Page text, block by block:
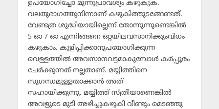
ഉപയോഗിച്ചോ മൂന്നുപ്രാവശ്യം കഴുകുക.
വലതുഭാഗത്തുനിന്നാണ് കഴുകിത്തുടങ്ങേണ്ടത്.
വേണ്ടത്ര ശുദ്ധിയായില്ലെന്ന് തോന്നുന്നുണ്ടെങ്കില്‍
5 ഓ 7 ഓ എന്നിങ്ങനെ ഒറ്റയിലവസാനിക്കുംവിധം
കഴുകാം. കുളിപ്പിക്കാനുപയോഗിക്കുന്ന
വെള്ളത്തില്‍ അവസാനവട്ടമാകുമ്പോള്‍ കര്‍പ്പൂരം
ചേര്‍ക്കുന്നത് നല്ലതാണ്. മയ്യിത്തിനെ
സുഗന്ധമുള്ളതാക്കാന്‍ അത്
സഹായിക്കുന്നു. മയ്യിത്ത് സ്ത്രീയാണെങ്കില്‍
അവളുടെ മുടി അഴിച്ചുകഴുകി വീണ്ടും മെടഞ്ഞു